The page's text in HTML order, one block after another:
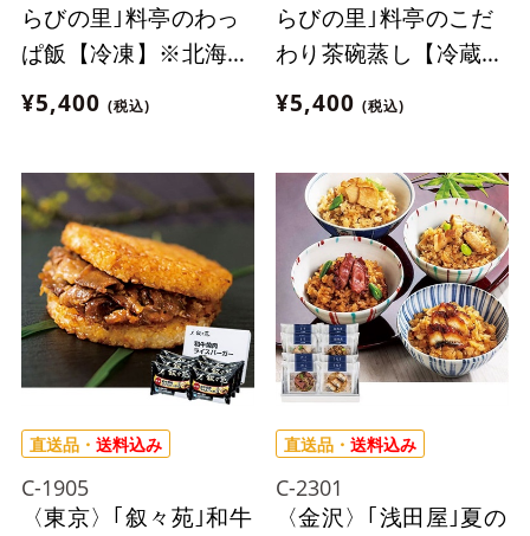
らびの里｣料亭のわっ
ぱ飯【冷凍】※北海
道・沖縄・離島にはお
届け出来ません。
¥5,400 (税込)
らびの里｣料亭のこだ
わり茶碗蒸し【冷蔵】
※北海道・沖縄・離島
にはお届け出来ませ
¥5,400 (税込)
直送品・ 送料込み
C-1905
〈東京〉｢叙々苑｣和牛
直送品・ 送料込み
C-2301
〈金沢〉｢浅田屋｣夏の